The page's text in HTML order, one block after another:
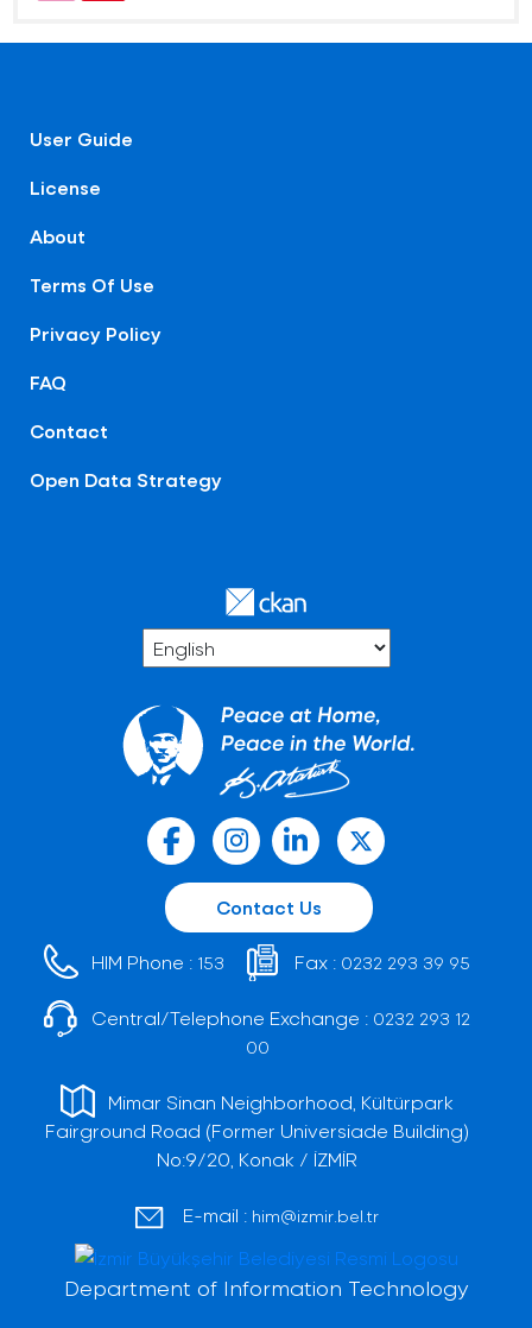
User Guide
License
About
Terms Of Use
Privacy Policy
FAQ
Contact
Open Data Strategy
Contact Us
HIM Phone : 153 Fax : 0232 293 39 95
Central/Telephone Exchange : 0232 293 12
00
Mimar Sinan Neighborhood, Kültürpark
Fairground Road (Former Universiade Building)
No:9/20, Konak / İZMİR
E-mail : him@izmir.bel.tr
Department of Information Technology